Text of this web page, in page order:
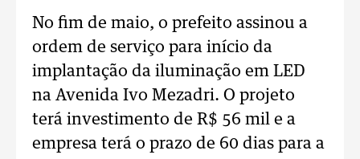
No fim de maio, o prefeito assinou a
ordem de serviço para início da
implantação da iluminação em LED
na Avenida Ivo Mezadri. O projeto
terá investimento de R$ 56 mil e a
empresa terá o prazo de 60 dias para a